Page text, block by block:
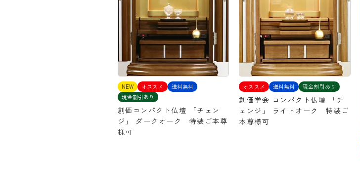
NEW オススメ
送料無料
現金割引あり
創価コンパクト仏壇 「チェン
ジ」 ダークオーク 特装ご本尊
様可
オススメ 送料無料 現金割引あり
創価学会 コンパクト仏壇 「チ
ェンジ」 ライトオーク 特装ご
本尊様可